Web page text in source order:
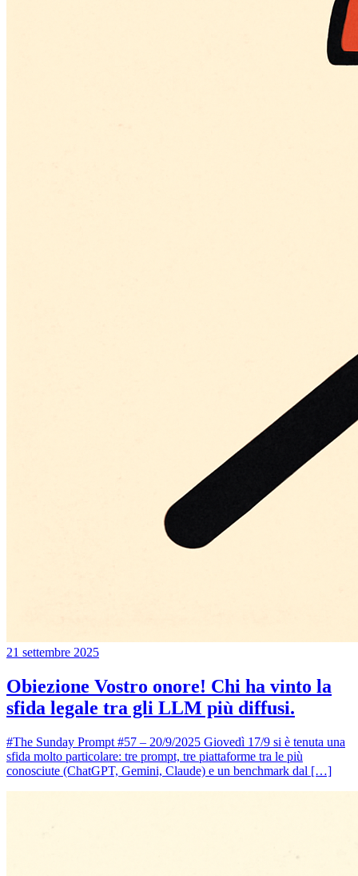
21 settembre 2025
Obiezione Vostro onore! Chi ha vinto la
sfida legale tra gli LLM più diffusi.
#The Sunday Prompt #57 – 20/9/2025 Giovedì 17/9 si è tenuta una
sfida molto particolare: tre prompt, tre piattaforme tra le più
conosciute (ChatGPT, Gemini, Claude) e un benchmark dal […]